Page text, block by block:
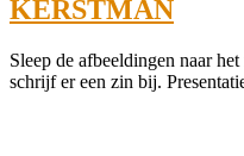
KERSTMAN
2021-
12-
Sleep de afbeeldingen naar
schrijf er een zin bij.